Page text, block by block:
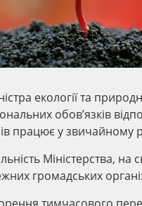
екології та
обов’язків
працює у звичайному
Міністерства,
громадських